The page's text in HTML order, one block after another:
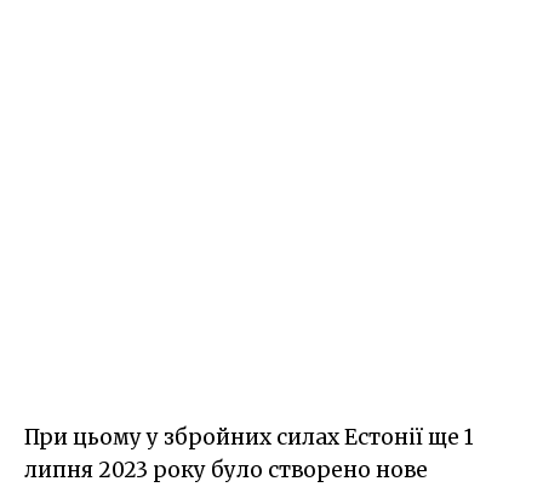
При цьому у збройних силах Естонії ще 1
липня 2023 року було створено нове